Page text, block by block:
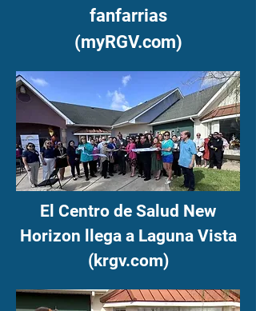
fanfarrias
(myRGV.com)
El Centro de Salud New
Horizon llega a Laguna Vista
(krgv.com)